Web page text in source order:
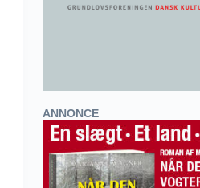
ANNONCE